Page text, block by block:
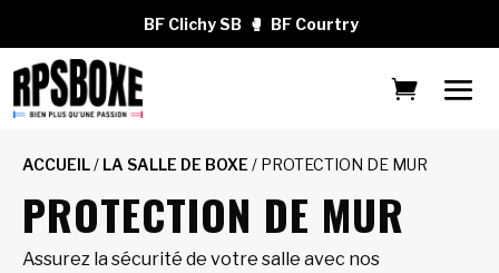
BF Clichy SB 🥊 BF Courtry
ACCUEIL/ LA SALLE DE BOXE / PROTECTION DE MUR
PROTECTION DE MUR
Assurez la sécurité de votre salle avec nos